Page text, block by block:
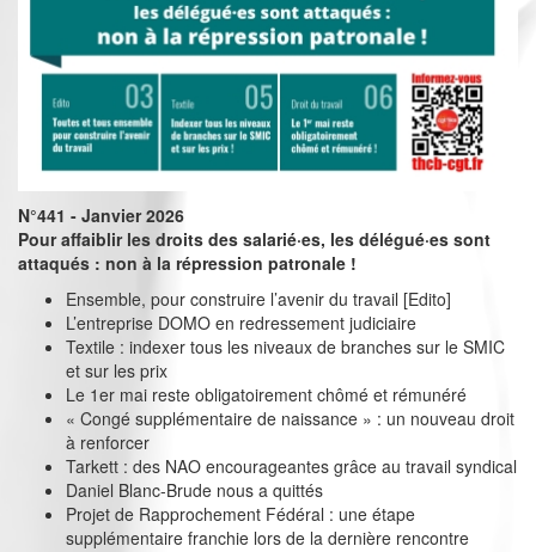
N°441 - Janvier 2026
Pour affaiblir les droits des salarié·es, les délégué·es sont
attaqués : non à la répression patronale !
Ensemble, pour construire l’avenir du travail [Edito]
L’entreprise DOMO en redressement judiciaire
Textile : indexer tous les niveaux de branches sur le SMIC
et sur les prix
Le 1er mai reste obligatoirement chômé et rémunéré
« Congé supplémentaire de naissance » : un nouveau droit
à renforcer
Tarkett : des NAO encourageantes grâce au travail syndical
Daniel Blanc-Brude nous a quittés
Projet de Rapprochement Fédéral : une étape
supplémentaire franchie lors de la dernière rencontre